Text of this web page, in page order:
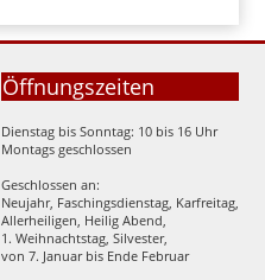
Öffnungszeiten
Dienstag bis Sonntag: 10 bis 16 Uhr
Montags geschlossen
Geschlossen an:
Neujahr, Faschingsdienstag, Karfreitag,
Allerheiligen, Heilig Abend,
1. Weihnachtstag, Silvester,
von 7. Januar bis Ende Februar